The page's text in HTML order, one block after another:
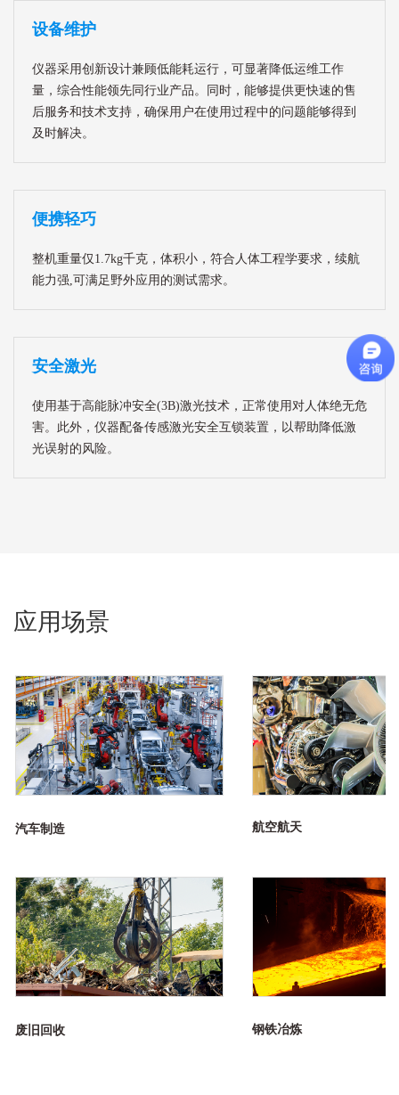
设备维护
仪器采用创新设计兼顾低能耗运行，可显著降低运维工作
量，综合性能领先同行业产品。同时，能够提供更快速的售
后服务和技术支持，确保用户在使用过程中的问题能够得到
及时解决。
便携轻巧
整机重量仅1.7kg千克，体积小，符合人体工程学要求，续航
能力强,可满足野外应用的测试需求。
安全激光
使用基于高能脉冲安全(3B)激光技术，正常使用对人体绝无危
害。此外，仪器配备传感激光安全互锁装置，以帮助降低激
光误射的风险。
应用场景
汽车制造 航空航天
废旧回收 钢铁冶炼